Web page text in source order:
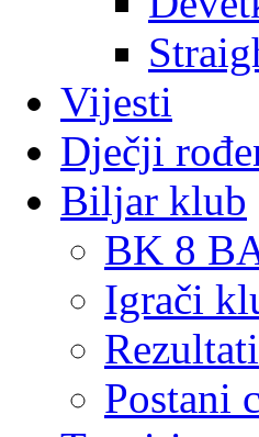
Vijesti
Dječji
Biljar klub
BK 8
Igrači
Rezultati
Postani